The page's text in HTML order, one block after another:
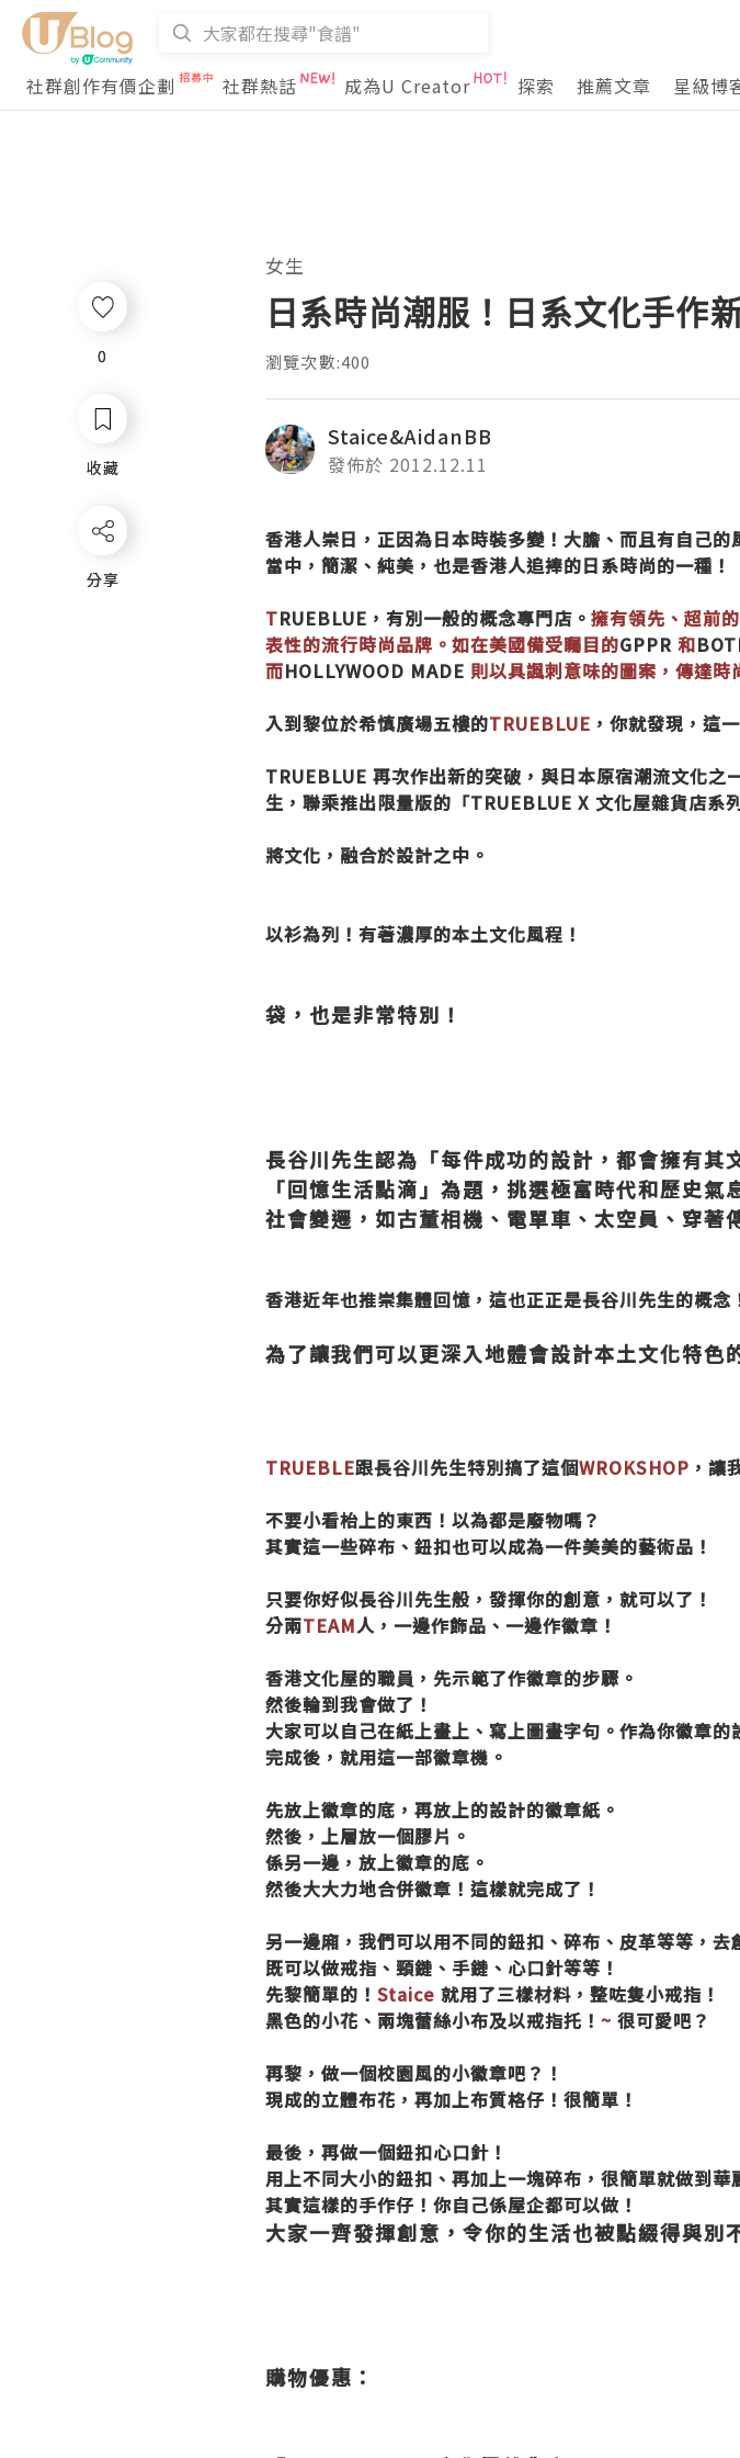
社群創作有價企劃
社群熱話 成為U Creator 探索 推薦文章 星級博
0
收藏
分享
女生
日系時尚潮服！日系文化手作
瀏覽次數:400
Staice&AidanBB
發佈於 2012.12.11
香港人崇日，正因為日本時裝多變！大膽、而且有自己的
當中，簡潔、純美，也是香港人追捧的日系時尚的一種！
TRUEBLUE ，有別一般的概念專門店。 擁有領先、超前
表性的流行時尚品牌。如在美國備受矚目的GPPR 和
而HOLLYWOOD MADE 則以具諷刺意味的圖案，傳達時
入到黎位於希慎廣場五樓的TRUEBLUE ，你就發現，這
TRUEBLUE 再次作出新的突破，與日本原宿潮流文化之
生，聯乘推出限量版的「TRUEBLUE X 文化屋雜貨店系
將文化，融合於設計之中。
以衫為列！有著濃厚的本土文化風程！
袋，也是非常特別！
長谷川先生認為「每件成功的設計，都會擁有
「回憶生活點滴」為題，挑選極富時代和歷史
社會變遷，如古董相機、電單車、太空員、穿著
香港近年也推崇集體回憶，這也正正是長谷川先生的概念
為了讓我們可以更深入地體會設計本土文化特色
TRUEBLE跟長谷川先生特別搞了這個WROKSHOP ，讓
不要小看枱上的東西！以為都是廢物嗎？
其實這一些碎布、鈕扣也可以成為一件美美的藝術品！
只要你好似長谷川先生般，發揮你的創意，就可以了！
分兩TEAM人，一邊作飾品、一邊作徽章！
香港文化屋的職員，先示範了作徽章的步驟。
然後輪到我會做了！
大家可以自己在紙上畫上、寫上圖畫字句。作為你徽章的
完成後，就用這一部徽章機。
先放上徽章的底，再放上的設計的徽章紙。
然後，上層放一個膠片。
係另一邊，放上徽章的底。
然後大大力地合併徽章！這樣就完成了！
另一邊廂，我們可以用不同的鈕扣、碎布、皮革等等，去
既可以做戒指、頸鏈、手鏈、心口針等等！
先黎簡單的！ Staice 就用了三樣材料，整咗隻小戒指！
黑色的小花、兩塊蕾絲小布及以戒指托！ ~ 很可愛吧？
再黎，做一個校園風的小徽章吧？！
現成的立體布花，再加上布質格仔！很簡單！
最後，再做一個鈕扣心口針！
用上不同大小的鈕扣、再加上一塊碎布，很簡單就做到華
其實這樣的手作仔！你自己係屋企都可以做！
大家一齊發揮創意，令你的生活也被點綴得與別
購物優惠：
0
收藏
分享